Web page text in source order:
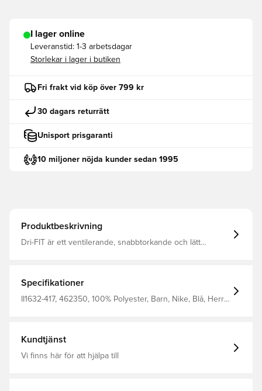
I lager online
Leveranstid: 1-3 arbetsdagar
Storlekar i lager i butiken
Fri frakt vid köp över 799 kr
30 dagars returrätt
Unisport prisgaranti
10 miljoner nöjda kunder sedan 1995
Produktbeskrivning
Dri-FIT är ett ventilerande, snabbtorkande och lätt
Specifikationer
II1632-417, 462350, 100% Polyester, Barn, Nike, Blå, Herr,
Kundtjänst
Vi finns här för att hjälpa till